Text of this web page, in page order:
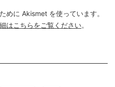
めに Akismet を使っています。
はこちらをご覧ください。